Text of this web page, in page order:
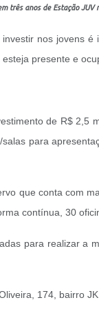
anos de Estação
nos jovens
presente e
de R$
para
que conta com
contínua, 30
para realizar a
174, bairro